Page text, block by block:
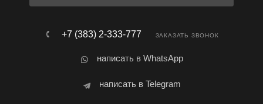
+7 (383) 2-333-777 ЗАКАЗАТЬ ЗВОНОК
написать в WhatsApp
написать в Telegram